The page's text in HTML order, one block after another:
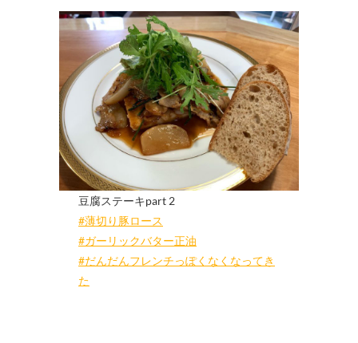
豆腐ステーキpart 2
#薄切り豚ロース
#ガーリックバター正油
#だんだんフレンチっぽくなくなってき
た